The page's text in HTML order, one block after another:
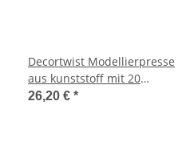
Decortwist Modellierpresse
aus kunststoff mit 20
modellierscheiben.
26,20 € *